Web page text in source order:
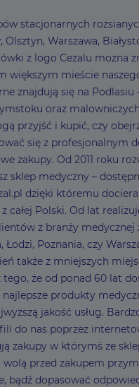
stacjonarnych
Olsztyn, Warszawa,
z logo Cezalu można
większym mieście
znajdują się na Podlasiu
oraz malowniczych
przyjść i kupić, czy
się z profesjonalnym
zakupy. Od 2011 roku
sklep medyczny –
dzięki któremu
całej Polski. Od lat
z branży medycznej
Łodzi, Poznania, czy
także z mniejszych
że od ponad 60 lat
produkty
jakość usług.
do nas poprzez
zakupy w którymś ze
przed zakupem
bądź dopasować